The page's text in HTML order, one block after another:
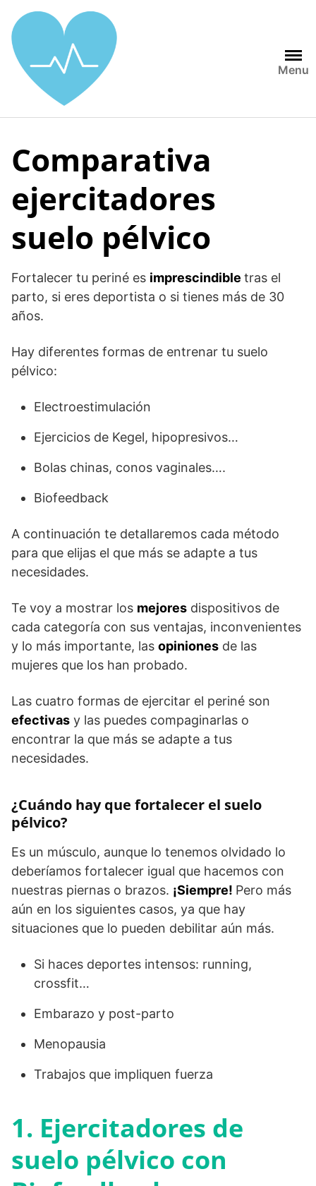
contenido
Menu
Comparativa
ejercitadores
suelo pélvico
Fortalecer tu periné es imprescindible tras el
parto, si eres deportista o si tienes más de 30
años.
Hay diferentes formas de entrenar tu suelo
pélvico:
Electroestimulación
Ejercicios de Kegel, hipopresivos…
Bolas chinas, conos vaginales….
Biofeedback
A continuación te detallaremos cada método
para que elijas el que más se adapte a tus
necesidades.
Te voy a mostrar los mejores dispositivos de
cada categoría con sus ventajas, inconvenientes
y lo más importante, las opiniones de las
mujeres que los han probado.
Las cuatro formas de ejercitar el periné son
efectivas y las puedes compaginarlas o
encontrar la que más se adapte a tus
necesidades.
¿Cuándo hay que fortalecer el suelo
pélvico?
Es un músculo, aunque lo tenemos olvidado lo
deberíamos fortalecer igual que hacemos con
nuestras piernas o brazos. ¡Siempre! Pero más
aún en los siguientes casos, ya que hay
situaciones que lo pueden debilitar aún más.
Si haces deportes intensos: running,
crossfit…
Embarazo y post-parto
Menopausia
Trabajos que impliquen fuerza
1. Ejercitadores de
suelo pélvico con